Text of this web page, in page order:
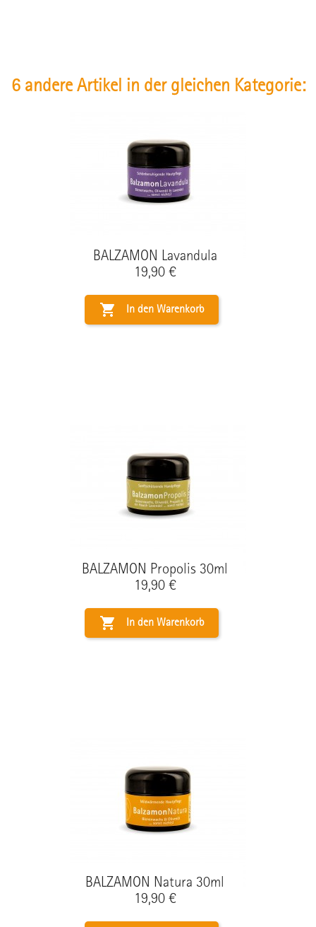
6 andere Artikel in der gleichen Kategorie:
BALZAMON Lavandula
Preis
19,90 €
 In den Warenkorb
BALZAMON Propolis 30ml
Preis
19,90 €
 In den Warenkorb
BALZAMON Natura 30ml
Preis
19,90 €